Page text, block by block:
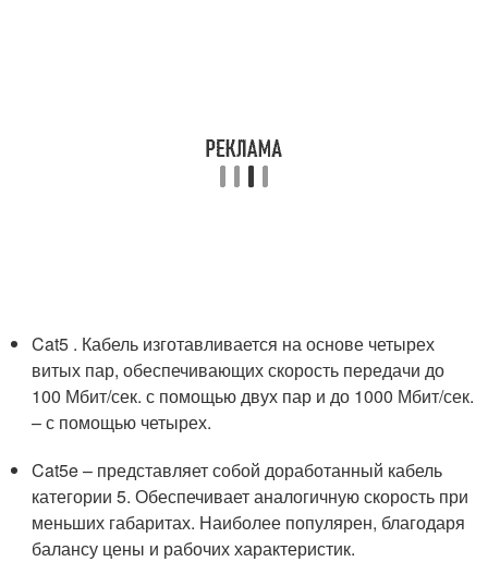
Cat5 . Кабель изготавливается на основе четырех
витых пар, обеспечивающих скорость передачи до
100 Мбит/сек. с помощью двух пар и до 1000 Мбит/сек.
– с помощью четырех.
Cat5e – представляет собой доработанный кабель
категории 5. Обеспечивает аналогичную скорость при
меньших габаритах. Наиболее популярен, благодаря
балансу цены и рабочих характеристик.